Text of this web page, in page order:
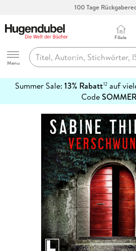
100 Tage
Hugendubel
Menu
Filiale
Summer Sale: 13% Rabatt12auf
Code
erfahren